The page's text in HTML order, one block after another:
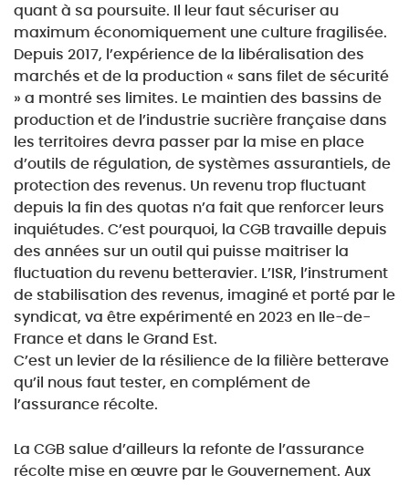
quant à sa poursuite. Il leur faut sécuriser au
maximum économiquement une culture fragilisée.
Depuis 2017, l’expérience de la libéralisation des
marchés et de la production « sans filet de sécurité
» a montré ses limites. Le maintien des bassins de
production et de l’industrie sucrière française dans
les territoires devra passer par la mise en place
d’outils de régulation, de systèmes assurantiels, de
protection des revenus. Un revenu trop fluctuant
depuis la fin des quotas n’a fait que renforcer leurs
inquiétudes. C’est pourquoi, la CGB travaille depuis
des années sur un outil qui puisse maitriser la
fluctuation du revenu betteravier. L’ISR, l’instrument
de stabilisation des revenus, imaginé et porté par le
syndicat, va être expérimenté en 2023 en Ile-de-
France et dans le Grand Est.
C’est un levier de la résilience de la filière betterave
qu’il nous faut tester, en complément de
l’assurance récolte.
La CGB salue d’ailleurs la refonte de l’assurance
récolte mise en œuvre par le Gouvernement. Aux